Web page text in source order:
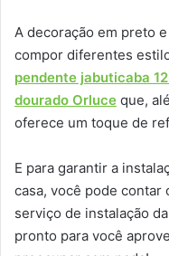
A decoração em preto
compor diferentes
pendente jabuticaba
dourado Orluce que,
oferece um toque de
E para garantir a
casa, você pode contar
serviço de instalação
pronto para você